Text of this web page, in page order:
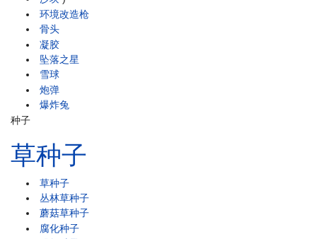
环境改造枪
骨头
凝胶
坠落之星
雪球
炮弹
爆炸兔
种子
草种子
草种子
丛林草种子
蘑菇草种子
腐化种子